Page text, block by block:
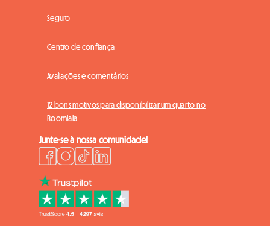
Seguro
Centro de confiança
Avaliações e comentários
12 bons motivos para disponibilizar um quarto no
Roomlala
Junte-se à nossa comunidade!